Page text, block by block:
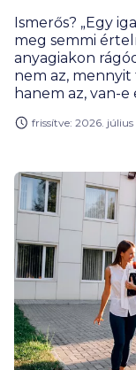
Ismerős? „Egy
meg semmi
anyagiakon
nem az,
hanem az, van-
fizetnivalókat,
lemondani az
kiruccanásairól.
frissítve: 2026. július